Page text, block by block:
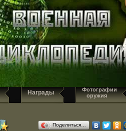
Награды
Фотографии
оружия
Поделиться…